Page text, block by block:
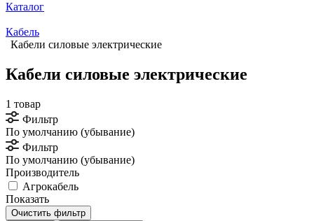
Каталог
Кабель
Кабели силовые электрические
Кабели силовые электрические
1 товар
Фильтр
По умолчанию (убывание)
Фильтр
По умолчанию (убывание)
Производитель
Агрокабель
Показать
Очистить фильтр